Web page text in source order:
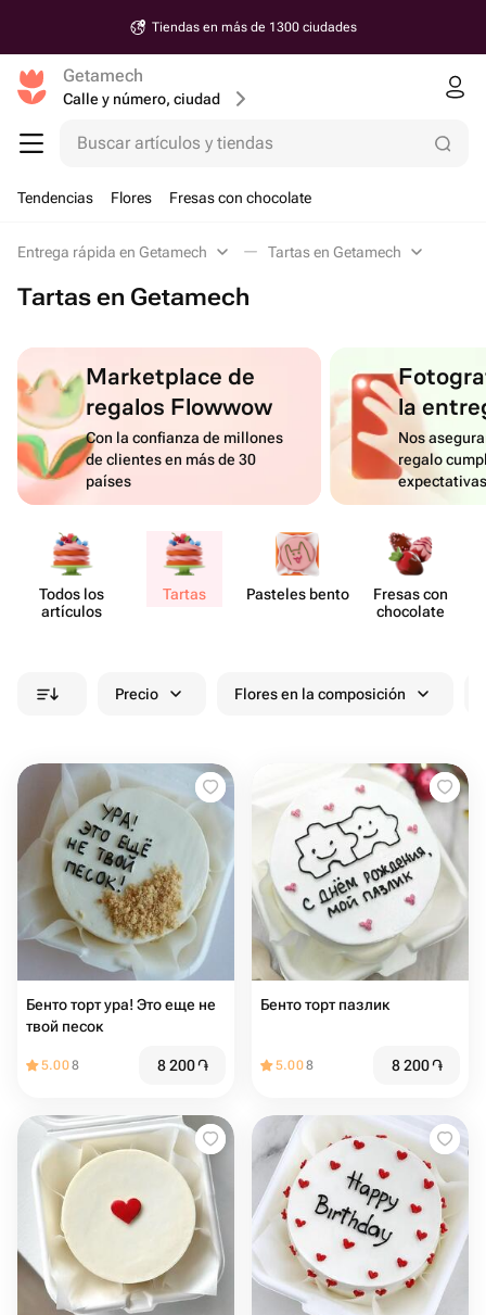
Tiendas en más de 1300 ciudades
Getamech
Calle y número, ciudad
Buscar artículos y tiendas
Tendencias Flores Fresas con chocolate
Entrega rápida en Getamech Tartas en Getamech
Tartas en Getamech
Marketplace de
regalos Flowwow
Con la confianza de millones
de clientes en más de 30
países
la
Nos
regalo
Todos los
artículos
Tartas Pasteles bento
Fresas con
chocolate
Precio Flores en la composición
Бенто торт ура! Это еще не
твой песок
5.008 8 200֏
Бенто торт пазлик
5.008 8 200֏